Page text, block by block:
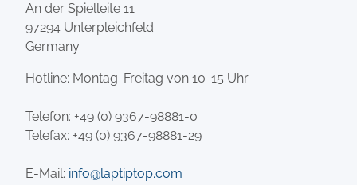
An der Spielleite 11
97294 Unterpleichfeld
Germany
Hotline: Montag-Freitag von 10-15 Uhr
Telefon: +49 (0) 9367-98881-0
Telefax: +49 (0) 9367-98881-29
E-Mail: info@laptiptop.com